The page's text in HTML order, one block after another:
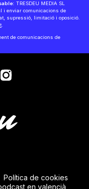
TRESDEU MEDIA SL
i enviar comunicacions de
supressió, limitació i oposició.
.
de comunicacions de
Política de cookies
en valencià